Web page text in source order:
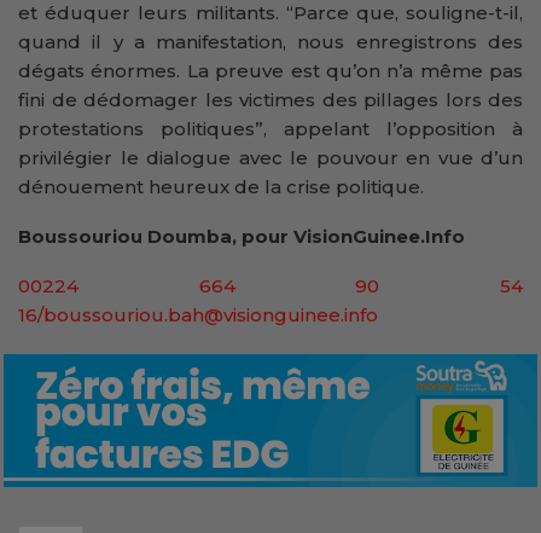
et éduquer leurs militants. “Parce que, souligne-t-il,
quand il y a manifestation, nous enregistrons des
dégats énormes. La preuve est qu’on n’a même pas
fini de dédomager les victimes des pillages lors des
protestations politiques”, appelant l’opposition à
privilégier le dialogue avec le pouvour en vue d’un
dénouement heureux de la crise politique.
Boussouriou Doumba, pour VisionGuinee.Info
00224 664 90 54
16/boussouriou.bah@visionguinee.info